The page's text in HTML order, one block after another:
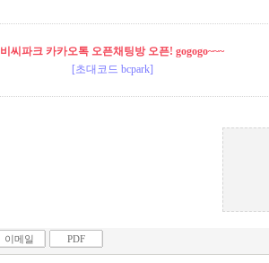
비씨파크 카카오톡 오픈채팅방 오픈! gogogo~~~
[초대코드 bcpark]
이메일 PDF